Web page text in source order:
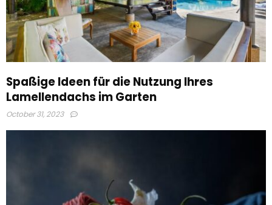
Spaßige Ideen für die Nutzung Ihres
Lamellendachs im Garten
October 31, 2023